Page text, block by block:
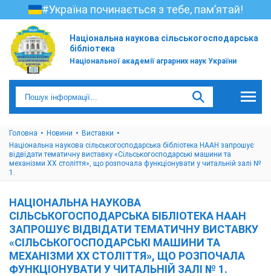
#Україна починається з тебе, пам’ятай!
Національна наукова сільськогосподарська
бібліотека
Національної академії аграрних наук України
Головна Новини
Виставки
Національна наукова сільськогосподарська бібліотека НААН запрошує
відвідати тематичну виставку «Сільськогосподарські машини та
механізми ХХ століття», що розпочала функціонувати у читальній залі №
1.
НАЦІОНАЛЬНА НАУКОВА
СІЛЬСЬКОГОСПОДАРСЬКА БІБЛІОТЕКА НААН
ЗАПРОШУЄ ВІДВІДАТИ ТЕМАТИЧНУ ВИСТАВКУ
«СІЛЬСЬКОГОСПОДАРСЬКІ МАШИНИ ТА
МЕХАНІЗМИ ХХ СТОЛІТТЯ», ЩО РОЗПОЧАЛА
ФУНКЦІОНУВАТИ У ЧИТАЛЬНІЙ ЗАЛІ № 1.